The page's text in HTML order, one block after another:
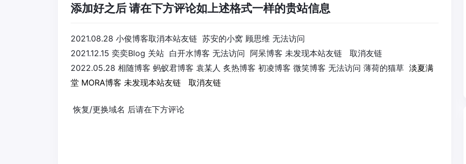
添加好之后 请在下方评论如上述格式一样的贵站信息
2021.08.28 小俊博客取消本站友链 苏安的小窝 顾思维 无法访问
2021.12.15 奕奕Blog 关站 白开水博客 无法访问 阿呆博客 未发现本站友链 取消友链
2022.05.28 相随博客 蚂蚁君博客 袁某人 炙热博客 初凌博客 微笑博客 无法访问 薄荷的猫草 淡夏满
堂 MORA博客 未发现本站友链 取消友链
恢复/更换域名 后请在下方评论